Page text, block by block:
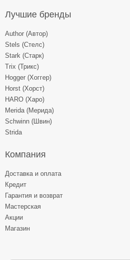
Лучшие бренды
Author (Автор)
Stels (Стелс)
Stark (Старк)
Trix (Трикс)
Hogger (Хоггер)
Horst (Хорст)
HARO (Харо)
Merida (Мерида)
Schwinn (Швин)
Strida
Компания
Доставка и оплата
Кредит
Гарантия и возврат
Мастерская
Акции
Магазин